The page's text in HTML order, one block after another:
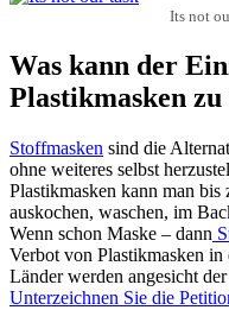
Its not
Was kann der
Plastikmasken
Stoffmasken sind die
ohne weiteres selbst
Plastikmasken kann man
auskochen, waschen, im
Wenn schon Maske – dann
Verbot von Plastikmasken
Länder werden angesicht
Unterzeichnen Sie die